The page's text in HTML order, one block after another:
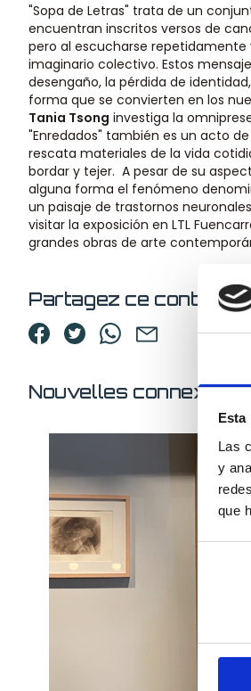
Esta
Las
y
que
"Sopa de Letras" trata de un
encuentran inscritos versos de
pero al escucharse
imaginario colectivo. Estos
desengaño, la pérdida de
forma que se convierten en los
Tania Tsong investiga la
"Enredados" también es un acto
rescata materiales de la vida
bordar y tejer. A pesar de su
alguna forma el fenómeno
un paisaje de trastornos
visitar la exposición en LTL
grandes obras de arte
Partagez ce contenu
Nouvelles connexes